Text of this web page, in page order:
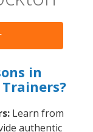
in
Learn from
authentic